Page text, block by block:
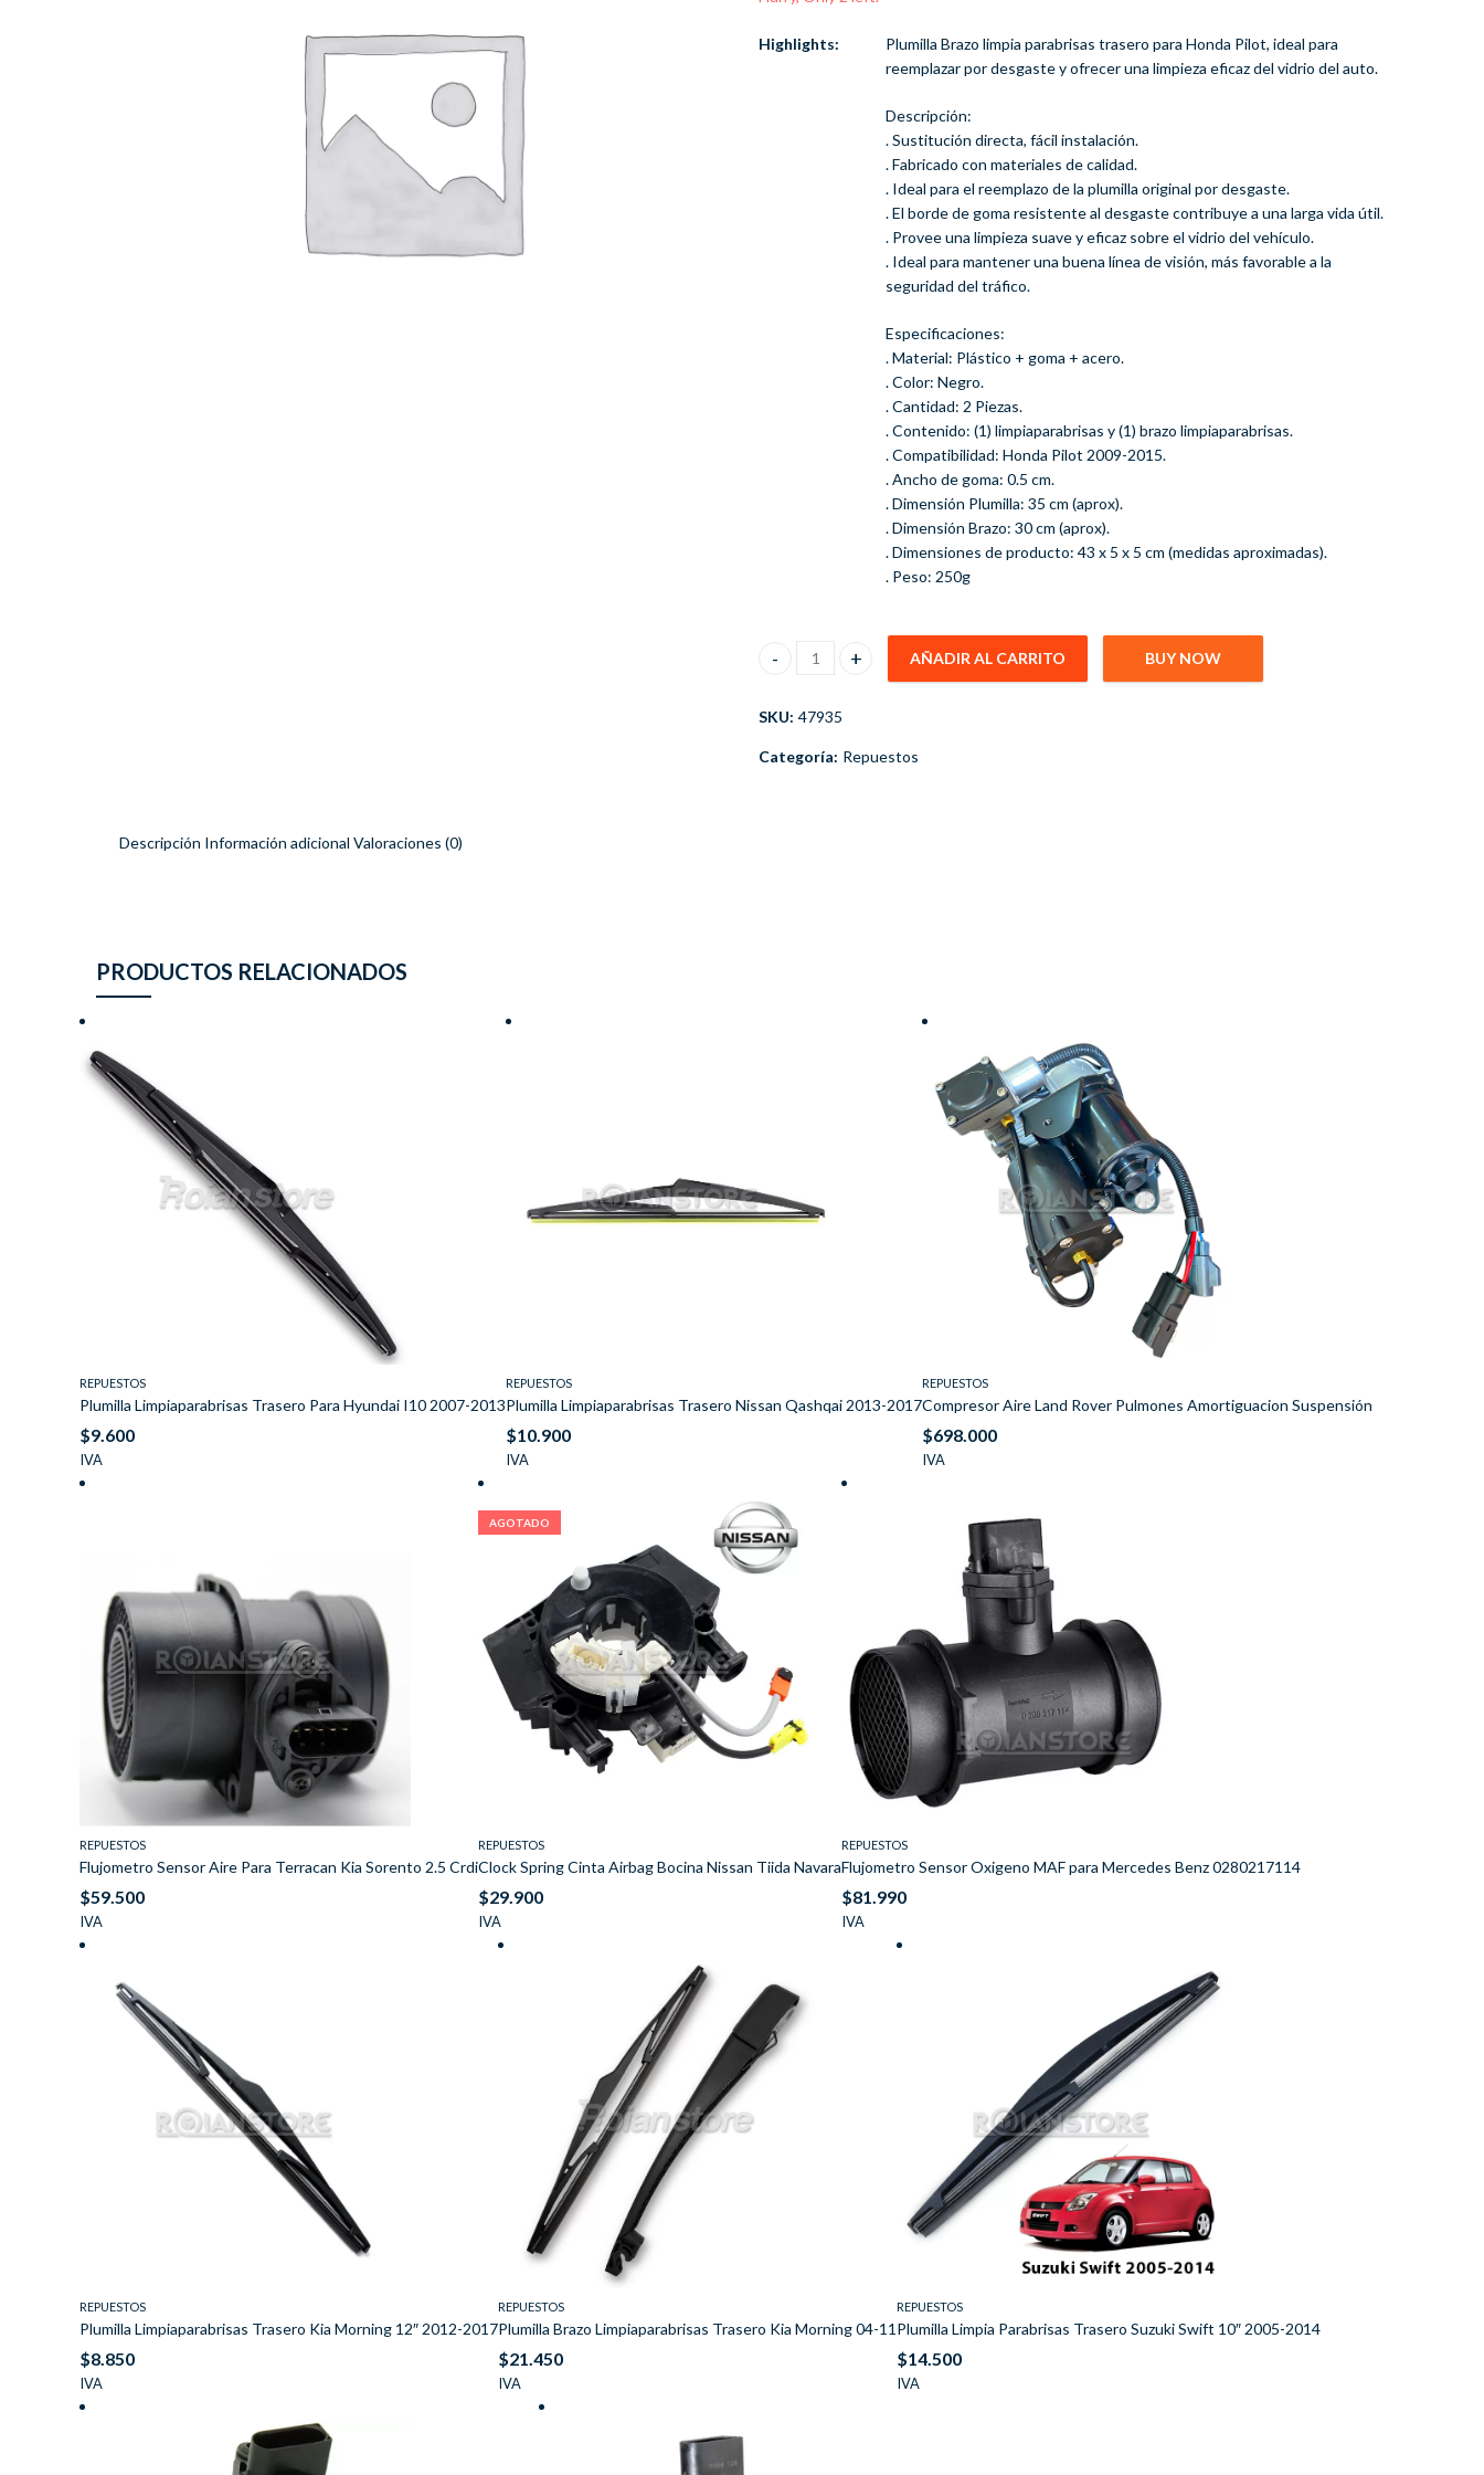
Highlights:
Plumilla Brazo limpia parabrisas trasero para Honda Pilot, ideal para
reemplazar por desgaste y ofrecer una limpieza eficaz del vidrio del auto.
Descripción:
. Sustitución directa, fácil instalación.
. Fabricado con materiales de calidad.
. Ideal para el reemplazo de la plumilla original por desgaste.
. El borde de goma resistente al desgaste contribuye a una larga vida útil.
. Provee una limpieza suave y eficaz sobre el vidrio del vehículo.
. Ideal para mantener una buena línea de visión, más favorable a la
seguridad del tráfico.
Especificaciones:
. Material: Plástico + goma + acero.
. Color: Negro.
. Cantidad: 2 Piezas.
. Contenido: (1) limpiaparabrisas y (1) brazo limpiaparabrisas.
. Compatibilidad: Honda Pilot 2009-2015.
. Ancho de goma: 0.5 cm.
. Dimensión Plumilla: 35 cm (aprox).
. Dimensión Brazo: 30 cm (aprox).
. Dimensiones de producto: 43 x 5 x 5 cm (medidas aproximadas).
. Peso: 250g
Plumilla Brazo Limpiaparabrisas Trasero Honda Pilot 14 09-15 cantidad
AÑADIR AL CARRITO BUY NOW
SKU: 47935
Categoría: Repuestos
Descripción Información adicional Valoraciones (0)
PRODUCTOS RELACIONADOS
REPUESTOS
Plumilla Limpiaparabrisas Trasero Para Hyundai I10 2007-2013
$9.600
IVA
REPUESTOS
Plumilla Limpiaparabrisas Trasero Nissan Qashqai 2013-2017
$10.900
IVA
REPUESTOS
Compresor Aire Land Rover Pulmones Amortiguacion Suspensión
$698.000
IVA
REPUESTOS
Flujometro Sensor Aire Para Terracan Kia Sorento 2.5 Crdi
$59.500
IVA
AGOTADO
REPUESTOS
Clock Spring Cinta Airbag Bocina Nissan Tiida Navara
$29.900
IVA
REPUESTOS
Flujometro Sensor Oxigeno MAF para Mercedes Benz 0280217114
$81.990
IVA
REPUESTOS
Plumilla Limpiaparabrisas Trasero Kia Morning 12″ 2012-2017
$8.850
IVA
REPUESTOS
Plumilla Brazo Limpiaparabrisas Trasero Kia Morning 04-11
$21.450
IVA
REPUESTOS
Plumilla Limpia Parabrisas Trasero Suzuki Swift 10″ 2005-2014
$14.500
IVA